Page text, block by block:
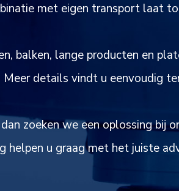
met eigen transport laat
balken, lange producten en
details vindt u eenvoudig
zoeken we een oplossing
helpen u graag met het juiste